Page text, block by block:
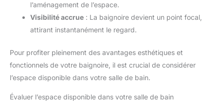
l’aménagement de l’espace.
Visibilité accrue : La baignoire devient un point focal,
attirant instantanément le regard.
Pour profiter pleinement des avantages esthétiques et
fonctionnels de votre baignoire, il est crucial de considérer
l’espace disponible dans votre salle de bain.
Évaluer l’espace disponible dans votre salle de bain